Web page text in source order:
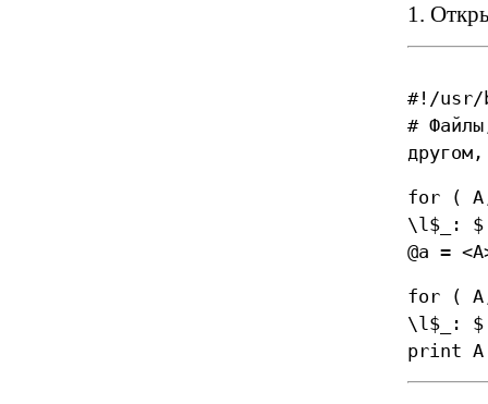
1.
#!/usr/
#
for (
\l$_:
@a =
for (
\l$_:
print A